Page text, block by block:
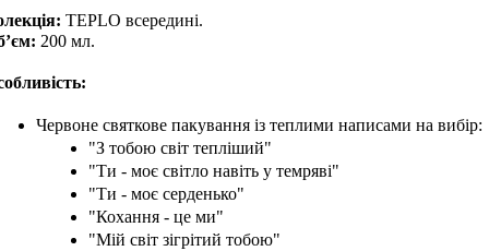
TEPLO всередині.
200 мл.
Червоне святкове пакування із теплими написами на вибір:
"З тобою світ тепліший"
"Ти - моє світло навіть у темряві"
"Ти - моє серденько"
"Кохання - це ми"
"Мій світ зігрітий тобою"